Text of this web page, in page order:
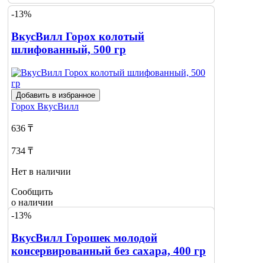
-13%
ВкусВилл Горох колотый
шлифованный, 500 гр
Добавить в избранное
Горох ВкусВилл
636 ₸
734 ₸
Нет в наличии
Сообщить
о наличии
-13%
ВкусВилл Горошек молодой
консервированный без сахара, 400 гр